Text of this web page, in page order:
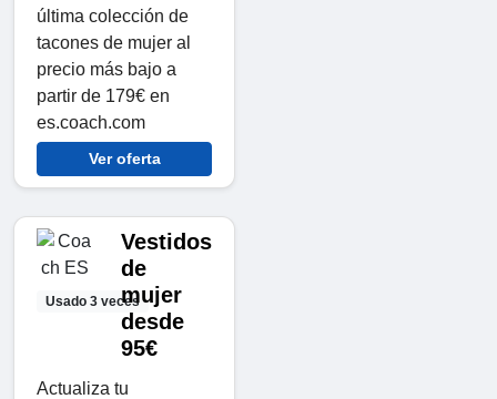
última colección de
tacones de mujer al
precio más bajo a
partir de 179€ en
es.coach.com
Ver oferta
Usado 3 veces
Vestidos
de
mujer
desde
95€
Actualiza tu